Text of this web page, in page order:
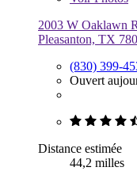
2003 W Oaklawn
Pleasanton, TX
(830) 399-
Ouvert
Distance estimée
44,2 milles